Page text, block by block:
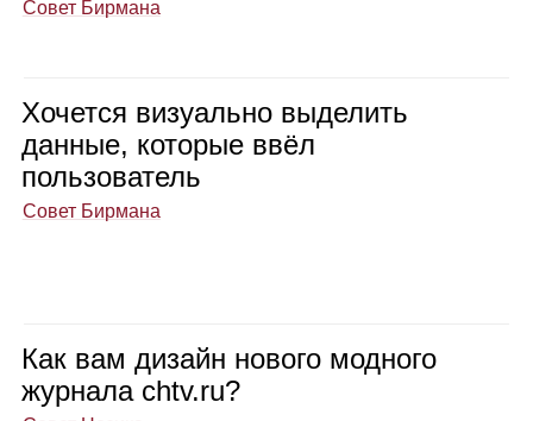
Совет Бирмана
Хочется визу­ально выде­лить
дан­ные, кото­рые ввёл
поль­зо­ва­тель
Совет Бирмана
Как вам дизайн нового мод­ного
жур­нала chtv.ru?